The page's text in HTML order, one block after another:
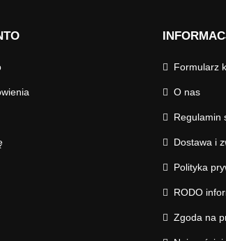
Formularz
O nas
Regulamin
Dostawa i
Polityka
RODO
Zgoda na